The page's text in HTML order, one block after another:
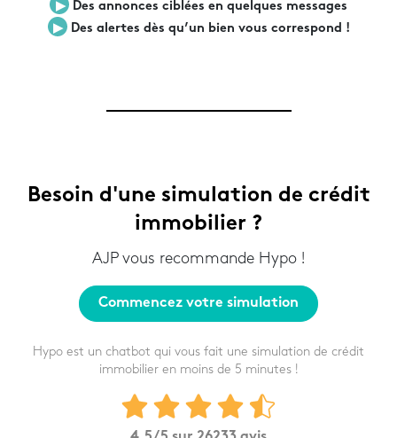
▶︎
Des annonces ciblées en quelques messages
▶︎ Des alertes dès qu’un bien vous correspond !
Besoin d'une simulation de crédit
immobilier ?
AJP vous recommande Hypo !
Commencez votre simulation
Hypo est un chatbot qui vous fait une simulation de crédit
immobilier en moins de 5 minutes !